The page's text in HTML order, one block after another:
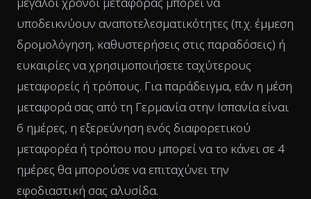
υποδεικνύουν αναποτελεσματικότητες (π.χ. έμμεση
δρομολόγηση, καθυστερήσεις στις παραδόσεις) ή
ευκαιρίες να χρησιμοποιήσετε ταχύτερους
μεταφορείς ή τρόπους. Για παράδειγμα, εάν η μέση
μεταφορά σας από τη Γερμανία στην Ισπανία είναι
6 ημέρες, η εξερεύνηση ενός διαφορετικού
μεταφορέα ή τρόπου που μπορεί να το κάνει σε 4
ημέρες θα μπορούσε να επιταχύνει την
εφοδιαστική σας αλυσίδα.